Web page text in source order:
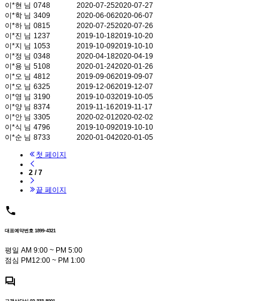
이*현 님 0748 2020-07-252020-07-27
이*학 님 3409 2020-06-062020-06-07
이*하 님 0815 2020-07-252020-07-26
이*진 님 1237 2019-10-182019-10-20
이*지 님 1053 2019-10-092019-10-10
이*정 님 0348 2020-04-182020-04-19
이*용 님 5108 2020-01-242020-01-26
이*오 님 4812 2019-09-062019-09-07
이*오 님 6325 2019-12-062019-12-07
이*영 님 3190 2019-10-032019-10-05
이*양 님 8374 2019-11-162019-11-17
이*안 님 3305 2020-02-012020-02-02
이*식 님 4796 2019-10-092019-10-10
이*순 님 8733 2020-01-042020-01-05
첫 페이지
2 / 7
끝 페이지
대표예약번호 1899-4321
평일 AM 9:00 ~ PM 5:00
점심 PM12:00 ~ PM 1:00